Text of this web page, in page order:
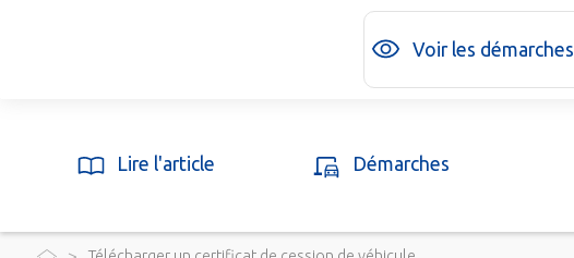
Voir les démarches
Lire l'article Démarches